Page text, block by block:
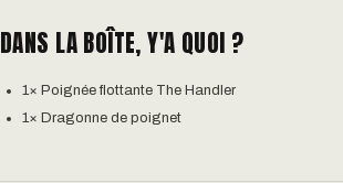
DANS LA BOÎTE, Y'A QUOI ?
1× Poignée flottante The Handler
1× Dragonne de poignet